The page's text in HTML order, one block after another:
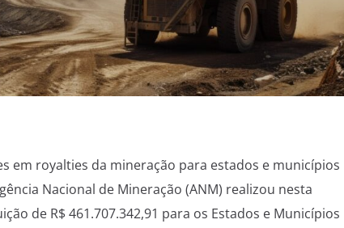
em royalties da mineração para estados e municípios
Nacional de Mineração (ANM) realizou nesta
de R$ 461.707.342,91 para os Estados e Municípios